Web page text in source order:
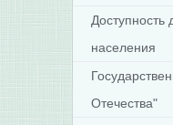
населения
Отечества"